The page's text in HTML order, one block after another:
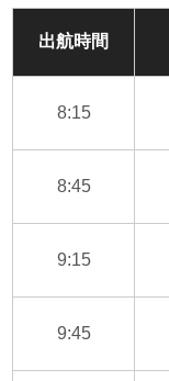
出航時間
8:15
8:45
9:15
9:45